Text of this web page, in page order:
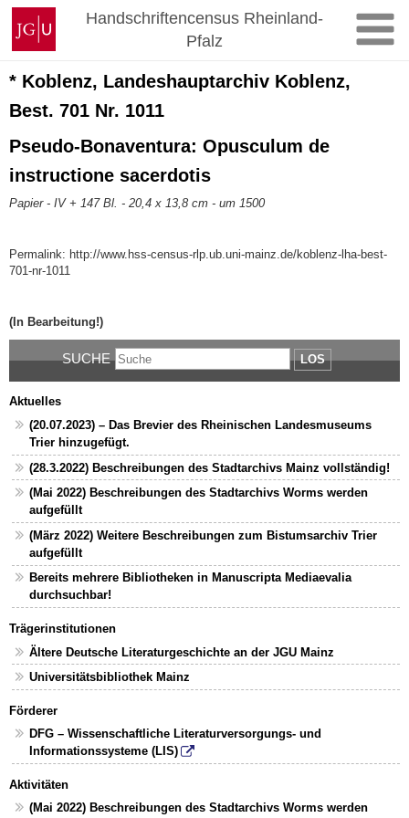
Zum
Inhalt
springen
Johannes
Gutenberg-
Universität
Mainz
Handschriftencensus Rheinland-
Pfalz
* Koblenz, Landeshauptarchiv Koblenz,
Best. 701 Nr. 1011
Pseudo-Bonaventura: Opusculum de
instructione sacerdotis
Papier - IV + 147 Bl. - 20,4 x 13,8 cm - um 1500
Permalink: http://www.hss-census-rlp.ub.uni-mainz.de/koblenz-lha-best-
701-nr-1011
(In Bearbeitung!)
SUCHE LOS
Aktuelles
(20.07.2023) – Das Brevier des Rheinischen Landesmuseums
Trier hinzugefügt.
(28.3.2022) Beschreibungen des Stadtarchivs Mainz vollständig!
(Mai 2022) Beschreibungen des Stadtarchivs Worms werden
aufgefüllt
(März 2022) Weitere Beschreibungen zum Bistumsarchiv Trier
aufgefüllt
Bereits mehrere Bibliotheken in Manuscripta Mediaevalia
durchsuchbar!
Trägerinstitutionen
Ältere Deutsche Literaturgeschichte an der JGU Mainz
Universitätsbibliothek Mainz
Förderer
DFG – Wissenschaftliche Literaturversorgungs- und
Informationssysteme (LIS)
Aktivitäten
(Mai 2022) Beschreibungen des Stadtarchivs Worms werden